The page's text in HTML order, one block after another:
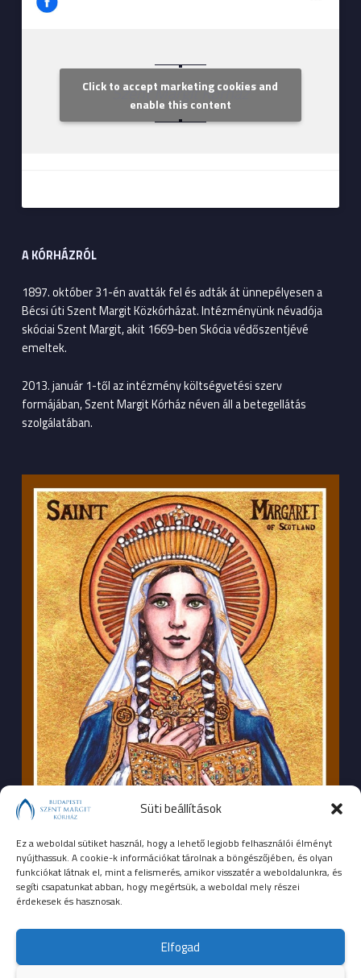
Süti beállítások
Ez a weboldal sütiket használ, hogy a lehető legjobb felhasználói élményt
nyújthassuk. A cookie-k információkat tárolnak a böngészőjében, és olyan
funkciókat látnak el, mint a felismerés, amikor visszatér a weboldalunkra, és
segíti csapatunkat abban, hogy megértsük, a weboldal mely részei
érdekesek és hasznosak.
Elfogad
Szent Margit Kórház
Click to accept marketing cookies and
enable this content
A KÓRHÁZRÓL
1897. október 31-én avatták fel és adták át ünnepélyesen a
Bécsi úti Szent Margit Közkórházat. Intézményünk névadója
skóciai Szent Margit, akit 1669-ben Skócia védőszentjévé
emeltek.
2013. január 1-től az intézmény költségvetési szerv
formájában, Szent Margit Kórház néven áll a betegellátás
szolgálatában.
SEGÉLYHÍVÓSZÁMOK
104mentők